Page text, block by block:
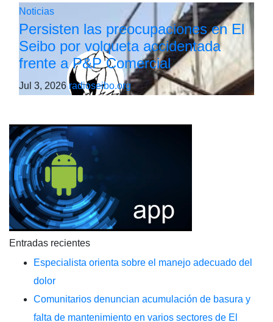
Noticias
Persisten las preocupaciones en El
Seibo por volqueta accidentada
frente a P&P Comercial
Jul 3, 2026radioseibo.org
Entradas recientes
Especialista orienta sobre el manejo adecuado del
dolor
Comunitarios denuncian acumulación de basura y
falta de mantenimiento en varios sectores de El